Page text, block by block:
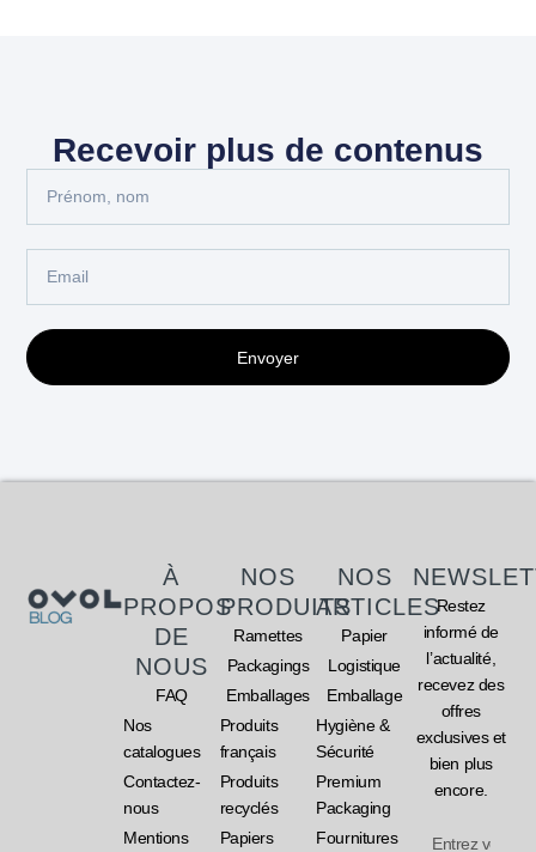
Recevoir plus de contenus
Envoyer
À
PROPOS
DE
NOUS
FAQ
Nos
catalogues
Contactez-
nous
Mentions
NOS
PRODUITS
Ramettes
Packagings
Emballages
Produits
français
Produits
recyclés
Papiers
NOS
ARTICLES
Papier
Logistique
Emballage
Hygiène &
Sécurité
Premium
Packaging
Fournitures
Restez
informé de
l’actualité,
recevez des
offres
exclusives et
bien plus
encore.